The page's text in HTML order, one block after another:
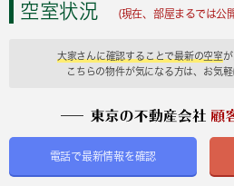
空室状況 (現在、部屋まるでは公
大家さんに確認することで最新の空室
こちらの物件が気になる方は、お気
電話で最新情報を確認